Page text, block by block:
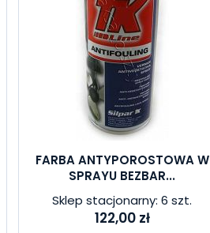
FARBA ANTYPOROSTOWA W
SPRAYU BEZBAR...
Sklep stacjonarny: 6 szt.
122,00 zł